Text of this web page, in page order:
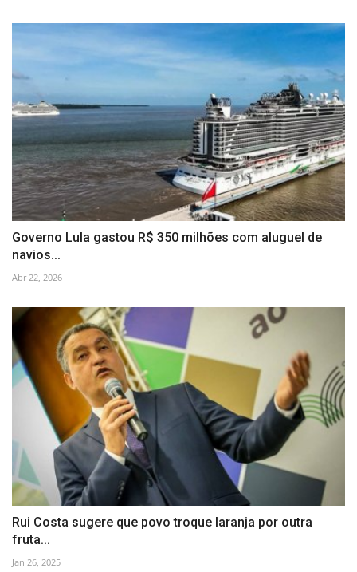
Governo Lula gastou R$ 350 milhões com aluguel de
navios...
Abr 22, 2026
Rui Costa sugere que povo troque laranja por outra
fruta...
Jan 26, 2025